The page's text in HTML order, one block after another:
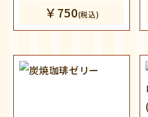
￥750(税込)